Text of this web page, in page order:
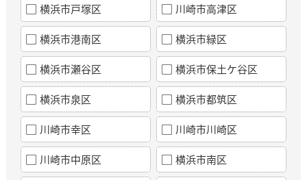
横浜市戸塚区 川崎市高津区
横浜市港南区 横浜市緑区
横浜市瀬谷区 横浜市保土ケ谷区
横浜市泉区 横浜市都筑区
川崎市幸区 川崎市川崎区
川崎市中原区 横浜市南区